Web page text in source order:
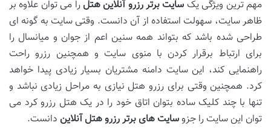
مهم ترین ویژگی یک سایت برتر رزرو آنلاین هتل را می توان علاوه بر
ظاهر سایت، سهولت استفاده از آن دانست. وقتی سایت به گونه ای
طراحی شده باشد که بتواند همه سنین اعم از جوان و میانسال را
برای ارتباط برقرار کردن با منوی سایت و همچنین رزرو راحت
راهنمایی کند، این سایت دامنه مشتریان بسیار زیادی پیدا خواهد
کرد. همچنین وقتی برای رزرو هتل نیازی به مراحل زیادی نباشد و
تنها با چند کلیک ساده بتوان اتاق خود را در یک هتل رزرو کرد می
توان این سایت را جزوسایت های برتر رزرو هتل آنلاین دانست.